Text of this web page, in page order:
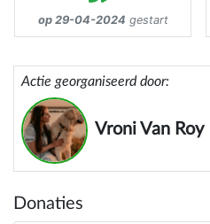
op 29-04-2024 gestart
Actie georganiseerd door:
Vroni Van Roy
Donaties